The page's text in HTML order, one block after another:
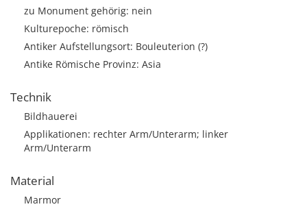
zu Monument gehörig: nein
Kulturepoche: römisch
Antiker Aufstellungsort: Bouleuterion (?)
Antike Römische Provinz: Asia
Technik
Bildhauerei
Applikationen: rechter Arm/Unterarm; linker
Arm/Unterarm
Material
Marmor